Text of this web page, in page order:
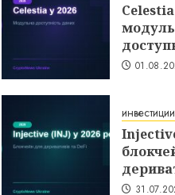
инвестиции